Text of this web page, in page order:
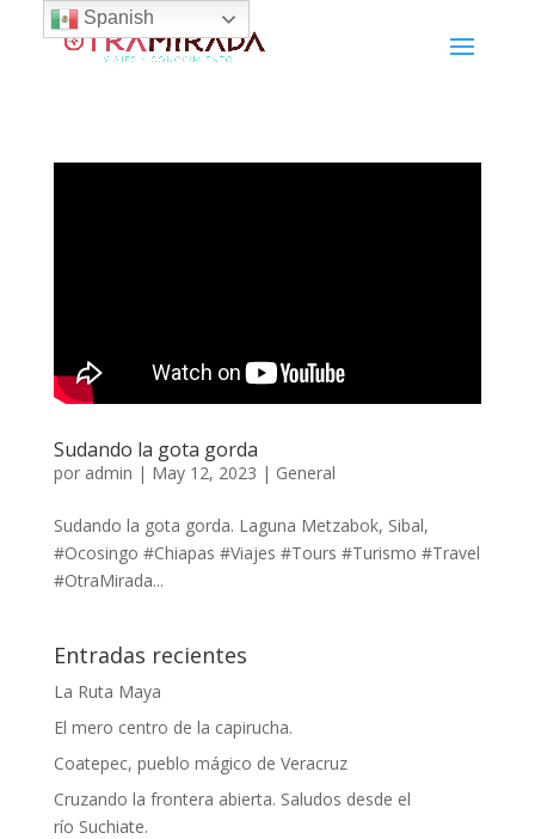
Sudando la gota gorda
por admin | May 12, 2023 | General
Sudando la gota gorda. Laguna Metzabok, Sibal,
#Ocosingo #Chiapas #Viajes #Tours #Turismo #Travel
#OtraMirada...
Entradas recientes
La Ruta Maya
El mero centro de la capirucha.
Coatepec, pueblo mágico de Veracruz
Cruzando la frontera abierta. Saludos desde el
río Suchiate.
Spanish